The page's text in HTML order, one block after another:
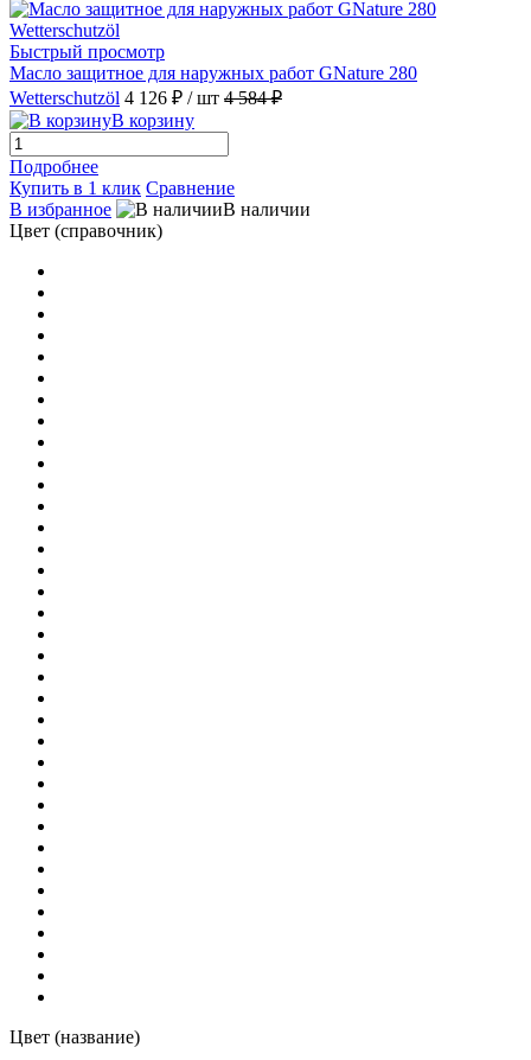
Быстрый просмотр
Масло защитное для наружных работ GNature 280
Wetterschutzöl 4 126 ₽ / шт 4 584 ₽
В корзину
Подробнее
Купить в 1 клик Сравнение
В избранное
В наличии
Цвет (справочник)
Цвет (название)